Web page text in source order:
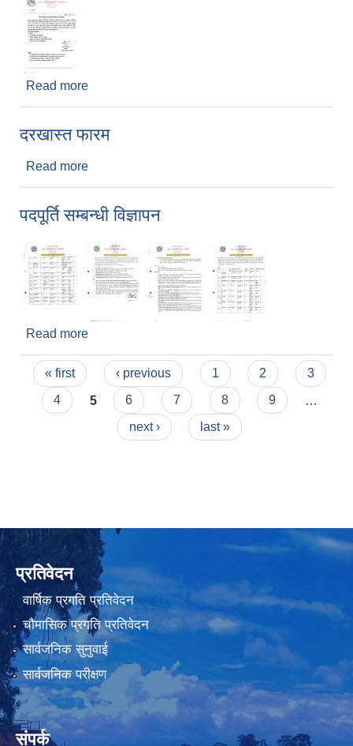
Read more
दरखास्त फारम
Read more
पदपूर्ति सम्बन्धी विज्ञापन
Read more
Pages
« first ‹ previous 1 2
3
4
5 6 7 8 9
next ›
last »
प्रतिवेदन
वार्षिक प्रगति प्रतिवेदन
चौमासिक प्रगति प्रतिवेदन
सार्वजनिक सुनुवाई
सार्वजनिक परीक्षण
संपर्क